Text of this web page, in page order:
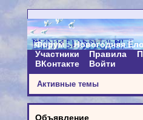
Форум
Новогодняя
Участники
Правила
ВКонтакте
Войти
Активные темы
Объявление